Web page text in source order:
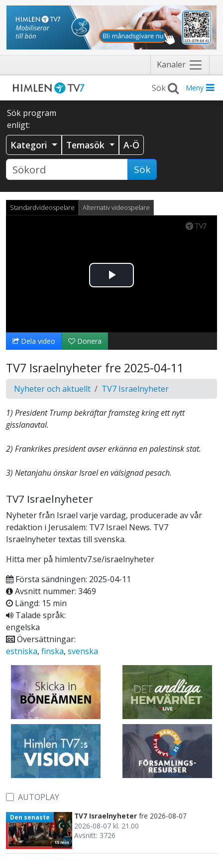
Kanaler Näytä
valikko
Meny
Sök program
enligt:
Kategori Temasök A-Ö
Sök
Standardvideospelare Alternativ videospelare
Spela
video
Dela video Donera
TV7 Israelnyheter fre 2025-04-11
Nyheter och aktuellt TV7 Israelnyheter
1) President Trump bekräftar framsteg kring ett nytt
gisslanavtal.
2) Frankrikes president avser erkänna en palestinsk stat.
3) Netanjahu önskar Israel en välsignad pesach.
TV7 Israelnyheter
Nyheter från Israel varje vardag, producerade av vår
redaktion i Jerusalem: TV7 Israel News. TV7
Israelnyheter textas till svenska.
Hitta mer på himlentv7.se/israelnyheter
Första sändningen: 2025-04-11
Avsnitt nummer: 3469
Längd: 15 min
Talade språk:
engelska
Översättningar:
estniska, finska, svenska
AUTOPLAY
15 min
Den senaste TV7 Israelnyheter fre 2026-08-07
2026-08-07 kl. 21.00
Avsnitt: 3726